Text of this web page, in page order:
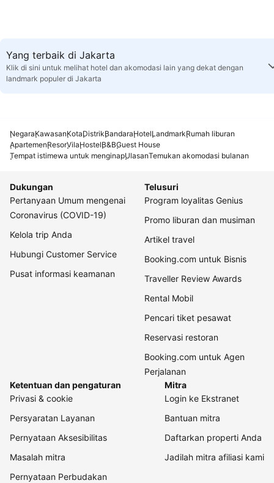
Yang terbaik di Jakarta
Klik di sini untuk melihat hotel dan akomodasi lain yang dekat dengan
landmark populer di Jakarta
NegaraKawasanKotaDistrikBandaraHotelLandmarkRumah liburan
ApartemenResorVilaHostelB&BGuest House
Tempat istimewa untuk menginapUlasanTemukan akomodasi bulanan
Dukungan
Pertanyaan Umum mengenai
Coronavirus (COVID-19)
Kelola trip Anda
Hubungi Customer Service
Pusat informasi keamanan
Telusuri
Program loyalitas Genius
Promo liburan dan musiman
Artikel travel
Booking.com untuk Bisnis
Traveller Review Awards
Rental Mobil
Pencari tiket pesawat
Reservasi restoran
Booking.com untuk Agen
Perjalanan
Ketentuan dan pengaturan
Privasi & cookie
Persyaratan Layanan
Pernyataan Aksesibilitas
Masalah mitra
Pernyataan Perbudakan
Mitra
Login ke Ekstranet
Bantuan mitra
Daftarkan properti Anda
Jadilah mitra afiliasi kami